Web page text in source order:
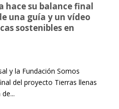
hace su balance final
una guía y un vídeo
sostenibles en
y la Fundación Somos
del proyecto Tierras llenas